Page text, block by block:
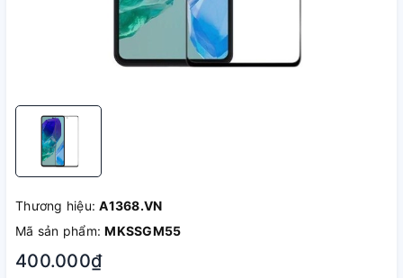
Thương hiệu:A1368.VN
Mã sản phẩm:MKSSGM55
400.000₫